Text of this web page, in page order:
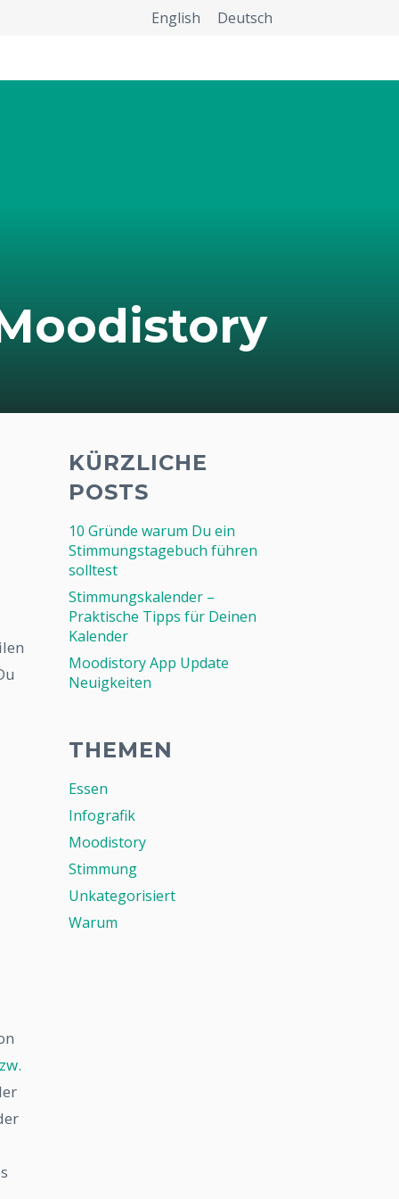
English Deutsch
KÜRZLICHE
POSTS
10 Gründe warum Du ein
Stimmungstagebuch führen
solltest
Stimmungskalender –
Praktische Tipps für Deinen
Kalender
Moodistory App Update
Neuigkeiten
THEMEN
Essen
Infografik
Moodistory
Stimmung
Unkategorisiert
Warum